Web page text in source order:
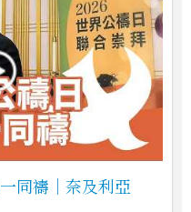
同禱｜奈及利亞